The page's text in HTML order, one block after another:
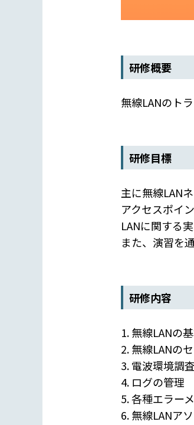
研修概要
無線LANのト
研修目標
主に無線LAN
アクセスポイ
LANに関する
また、演習を
研修内容
1. 無線LANの
2. 無線LANの
3. 電波環境調
4. ログの管理
5. 各種エラー
6. 無線LANア